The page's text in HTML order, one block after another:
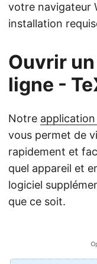
votre navigateur
installation
Ouvrir
ligne -
Notre
vous permet de
rapidement et
quel appareil et
logiciel
que ce soit.